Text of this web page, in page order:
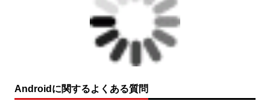
Androidに関するよくある質問